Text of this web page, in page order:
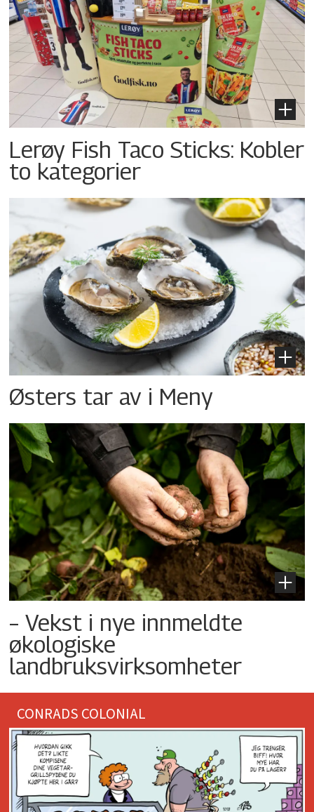
Lerøy Fish Taco Sticks: Kobler
to kategorier
Østers tar av i Meny
– Vekst i nye innmeldte
økologiske
landbruksvirksomheter
CONRADS COLONIAL